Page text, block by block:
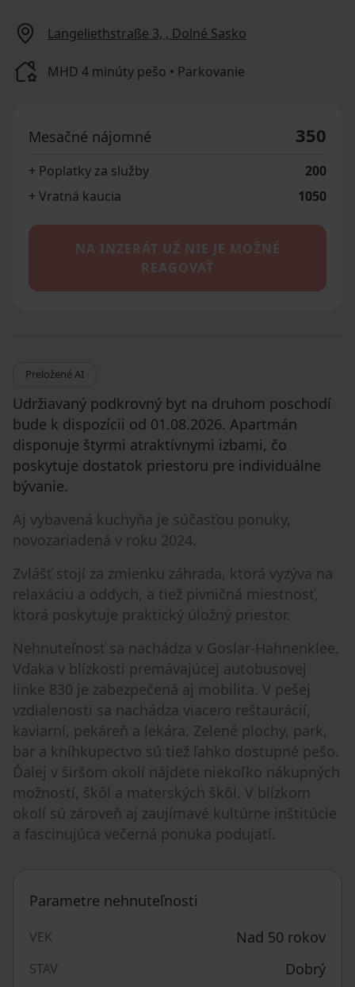
Langeliethstraße 3, , Dolné Sasko
MHD 4 minúty pešo • Parkovanie
Mesačné nájomné 350
+ Poplatky za služby
200
+ Vratná kaucia
1050
NA INZERÁT UŽ NIE JE MOŽNÉ
REAGOVAŤ
Preložené AI
Udržiavaný podkrovný byt na druhom poschodí
bude k dispozícii od 01.08.2026. Apartmán
disponuje štyrmi atraktívnymi izbami, čo
poskytuje dostatok priestoru pre individuálne
bývanie.
Aj vybavená kuchyňa je súčasťou ponuky,
novozariadená v roku 2024.
Zvlášť stojí za zmienku záhrada, ktorá vyzýva na
relaxáciu a oddych, a tiež pivničná miestnosť,
ktorá poskytuje praktický úložný priestor.
Nehnuteľnosť sa nachádza v Goslar-Hahnenklee.
Vďaka v blízkosti premávajúcej autobusovej
linke 830 je zabezpečená aj mobilita. V pešej
vzdialenosti sa nachádza viacero reštaurácií,
kaviarní, pekáreň a lekára. Zelené plochy, park,
bar a kníhkupectvo sú tiež ľahko dostupné pešo.
Ďalej v širšom okolí nájdete niekoľko nákupných
možností, škôl a materských škôl. V blízkom
okolí sú zároveň aj zaujímavé kultúrne inštitúcie
a fascinujúca večerná ponuka podujatí.
Parametre nehnuteľnosti
VEK Nad 50 rokov
STAV Dobrý